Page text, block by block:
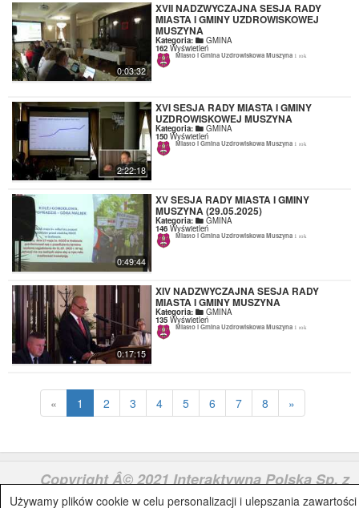
0:03:32
XVII NADZWYCZAJNA SESJA RADY
MIASTA I GMINY UZDROWISKOWEJ
MUSZYNA
Kategoria: GMINA
162 Wyświetleń
Miasto i Gmina Uzdrowiskowa Muszyna 1 rok
2:22:18
XVI SESJA RADY MIASTA I GMINY
UZDROWISKOWEJ MUSZYNA
Kategoria: GMINA
150 Wyświetleń
Miasto i Gmina Uzdrowiskowa Muszyna 1 rok
0:49:44
XV SESJA RADY MIASTA I GMINY
MUSZYNA (29.05.2025)
Kategoria: GMINA
146 Wyświetleń
Miasto i Gmina Uzdrowiskowa Muszyna 1 rok
0:17:15
XIV NADZWYCZAJNA SESJA RADY
MIASTA I GMINY MUSZYNA
Kategoria: GMINA
135 Wyświetleń
Miasto i Gmina Uzdrowiskowa Muszyna 1 rok
« 1 2 3 4 5 6 7 8 »
Copyright Â© 2021 Interaktywna Polska Sp. z
o.o.IAP.pl
Używamy plików cookie w celu personalizacji i ulepszania zawartości